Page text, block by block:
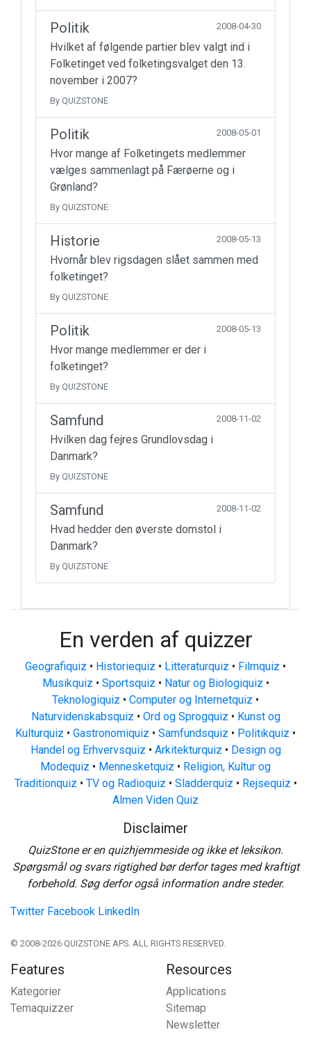
Politik 2008-04-30
Hvilket af følgende partier blev valgt ind i
Folketinget ved folketingsvalget den 13.
november i 2007?
By QUIZSTONE
Politik 2008-05-01
Hvor mange af Folketingets medlemmer
vælges sammenlagt på Færøerne og i
Grønland?
By QUIZSTONE
Historie 2008-05-13
Hvornår blev rigsdagen slået sammen med
folketinget?
By QUIZSTONE
Politik 2008-05-13
Hvor mange medlemmer er der i
folketinget?
By QUIZSTONE
Samfund 2008-11-02
Hvilken dag fejres Grundlovsdag i
Danmark?
By QUIZSTONE
Samfund 2008-11-02
Hvad hedder den øverste domstol i
Danmark?
By QUIZSTONE
En verden af quizzer
Geografiquiz • Historiequiz • Litteraturquiz • Filmquiz •
Musikquiz • Sportsquiz • Natur og Biologiquiz •
Teknologiquiz • Computer og Internetquiz •
Naturvidenskabsquiz • Ord og Sprogquiz • Kunst og
Kulturquiz • Gastronomiquiz • Samfundsquiz • Politikquiz •
Handel og Erhvervsquiz • Arkitekturquiz • Design og
Modequiz • Mennesketquiz • Religion, Kultur og
Traditionquiz • TV og Radioquiz • Sladderquiz • Rejsequiz •
Almen Viden Quiz
Disclaimer
QuizStone er en quizhjemmeside og ikke et leksikon.
Spørgsmål og svars rigtighed bør derfor tages med kraftigt
forbehold. Søg derfor også information andre steder.
Twitter Facebook LinkedIn
© 2008-2026 QUIZSTONE APS. ALL RIGHTS RESERVED.
Features
Kategorier
Temaquizzer
Resources
Applications
Sitemap
Newsletter